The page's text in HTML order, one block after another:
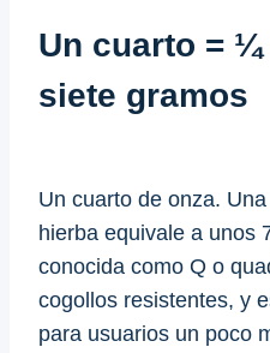
Un cuarto = ¼
siete gramos
Un cuarto de onza.
hierba equivale a unos
conocida como Q o
cogollos resistentes, y
para usuarios un poco